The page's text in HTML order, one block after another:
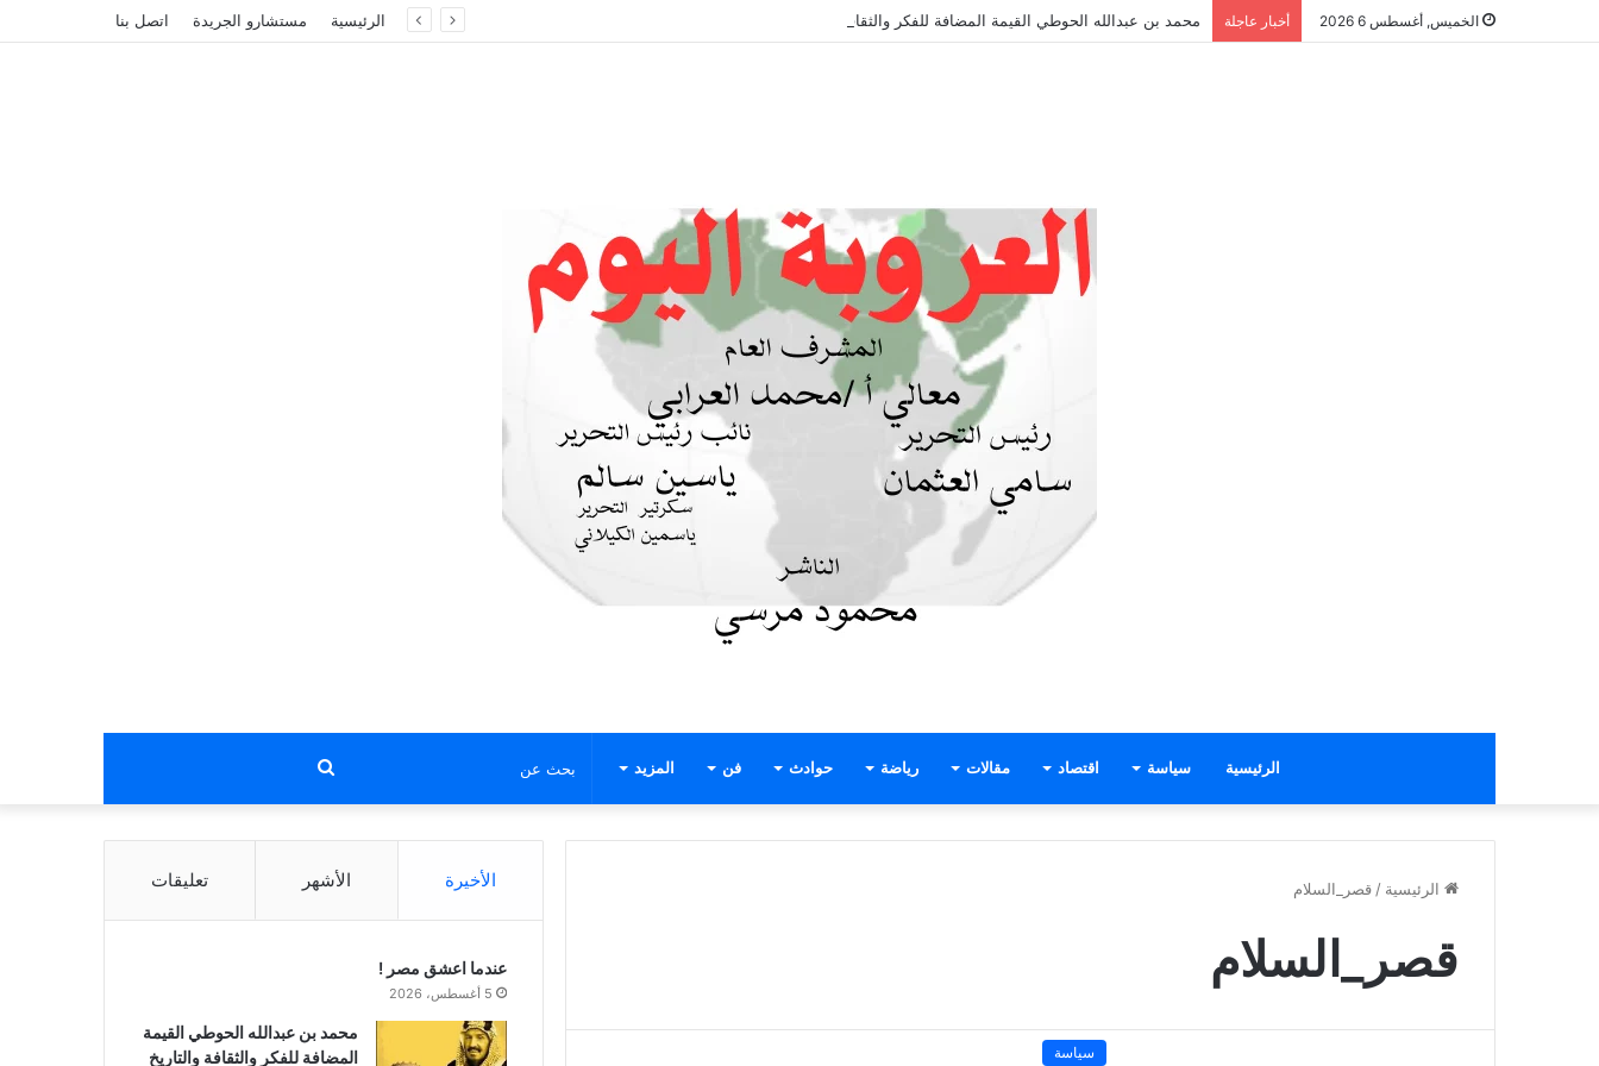
الخميس, أغسطس 6 2026 أخبار عاجلة محمد بن عبدالله الحوطي القيمة المضافة للفكر والثقافة والتاريخ ! الرئيسية مستشارو الجريدة اتصل بنا
الرئيسية سياسة اقتصاد مقالات رياضة حوادث فن المزيد بحث
عن
الرئيسية / قصر_السلام
قصر_السلام
سياسة
الأخيرة الأشهر تعليقات
عندما اعشق مصر !
5 أغسطس، 2026
محمد بن عبدالله الحوطي القيمة
المضافة للفكر والثقافة والتاريخ